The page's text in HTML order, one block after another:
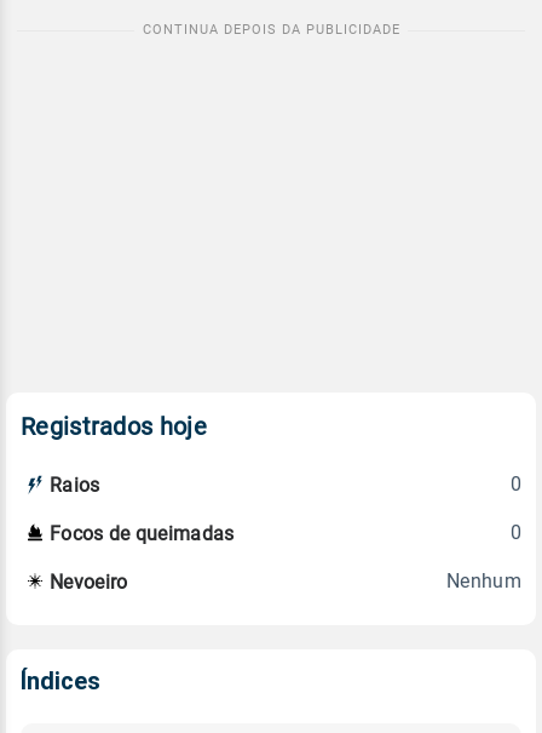
Registrados hoje
Raios 0
Focos de queimadas 0
Nevoeiro Nenhum
Índices